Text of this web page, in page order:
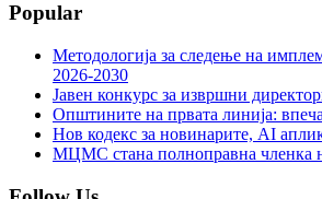
Popular
Методологија за следење на
2026-2030
Јавен конкурс за извршни
Општините на првата линија:
Нов кодекс за новинарите, AI
МЦМС стана полноправна членка